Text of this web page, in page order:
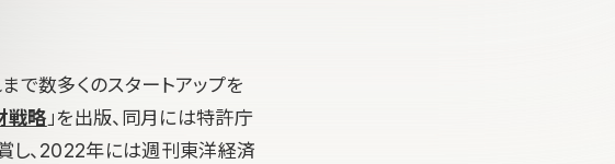
で数多くのスタートアップを
戦略 」を出版、同月には特許庁
し、2022年には週刊東洋経済